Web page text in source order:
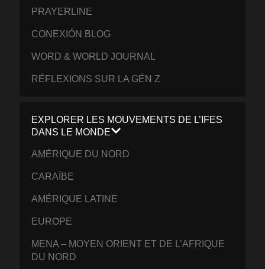
PRAYERLINE
CONEXIÓN BLOG
WORD & WORLD JOURNAL
RÉFLEXIONS SUR LA GÉN Z
EXPLORER LES MOUVEMENTS DE L’IFES
DANS LE MONDE
AMÉRIQUE DU NORD
CARAÏBE
AMÉRIQUE LATINE
EUROPE
MENA – MOYEN ORIENT ET DE L’AFRIQUE
DU NORD